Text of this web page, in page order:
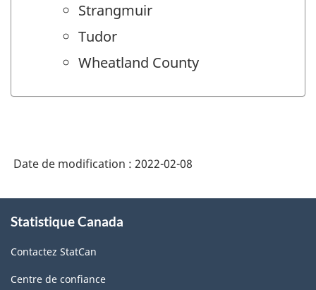
Strangmuir
Tudor
Wheatland County
Date de modification : 2022-02-08
propos
ce
site
Statistique Canada
Contactez StatCan
Centre de confiance